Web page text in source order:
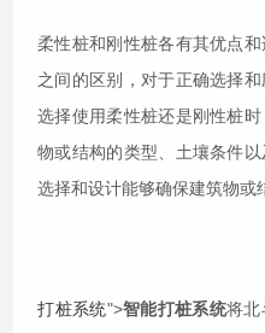
柔性桩和刚性桩各有其优点
之间的区别，对于正确选择
选择使用柔性桩还是刚性桩
物或结构的类型、土壤条件
选择和设计能够确保建筑物或
打桩系统">智能打桩系统将北